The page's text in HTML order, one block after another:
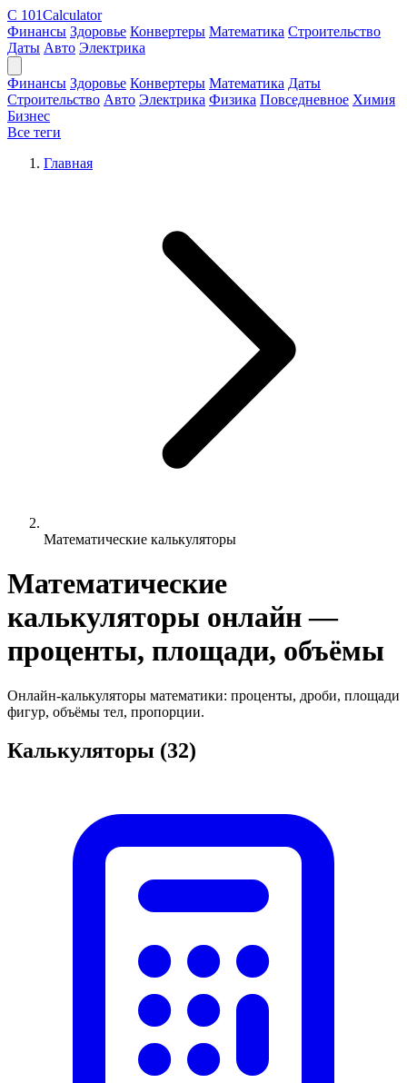
C 101Calculator
Финансы Здоровье Конвертеры Математика Строительство
Даты Авто Электрика
Финансы Здоровье Конвертеры Математика Даты
Строительство Авто Электрика Физика Повседневное Химия
Бизнес
Все теги
Главная
Математические калькуляторы
Математические
калькуляторы онлайн —
проценты, площади, объёмы
Онлайн-калькуляторы математики: проценты, дроби, площади
фигур, объёмы тел, пропорции.
Калькуляторы (32)